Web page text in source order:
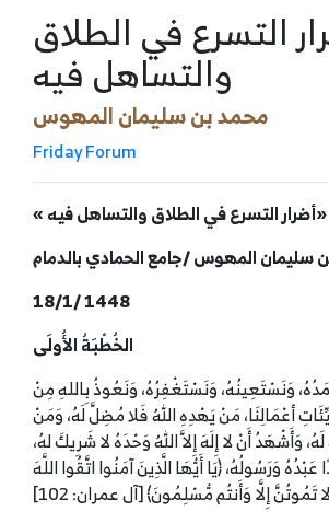
التسرع في الطلاق
والتساهل فيه
محمد بن سليمان المهوس
Friday Forum
« أضرار التسرع في الطلاق والتساهل فيه»
سليمان المهوس /جامع الحمادي بالدمام
18/1/ 1448
الخُطْبَةُ الأُولَى
وَنَسْتَعِينُهُ، وَنَسْتَغْفِرُهُ، وَنَعُوذُ بِاللهِ مِنْ
أعْمَالِنَا، مَنْ يَهْدِهِ اللهُ فَلا مُضِلَّ لَهُ، وَمَنْ
وَأَشْهَدُ أَنْ لا إِلَهَ إِلاَّ اللهُ وَحْدَهُ لا شَرِيكَ لهُ،
وَرَسُولُهُ، ﴿يَا أَيُّهَا الَّذِينَ آمَنُوا اتَّقُوا اللَّهَ